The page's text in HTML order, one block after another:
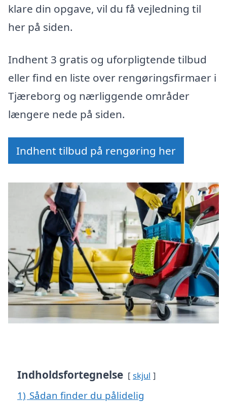
klare din opgave, vil du få vejledning til
her på siden.
Indhent 3 gratis og uforpligtende tilbud
eller find en liste over rengøringsfirmaer i
Tjæreborg og nærliggende områder
længere nede på siden.
Indhent tilbud på rengøring her
Indholdsfortegnelse skjul
1) Sådan finder du pålidelig